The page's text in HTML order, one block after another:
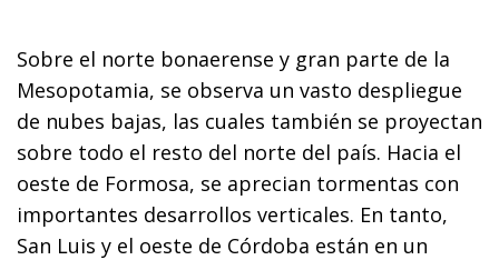
Sobre el norte bonaerense y gran parte de la
Mesopotamia, se observa un vasto despliegue
de nubes bajas, las cuales también se proyectan
sobre todo el resto del norte del país. Hacia el
oeste de Formosa, se aprecian tormentas con
importantes desarrollos verticales. En tanto,
San Luis y el oeste de Córdoba están en un